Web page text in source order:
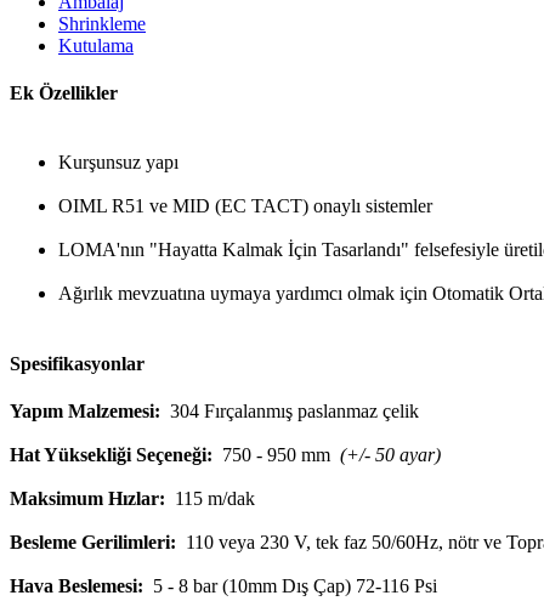
Shrinkleme
Kutulama
Ek Özellikler
Kurşunsuz yapı
OIML R51 ve MID (EC TACT) onaylı sistemler
LOMA'nın "Hayatta Kalmak İçin Tasarlandı" felsefesiyle
Ağırlık mevzuatına uymaya yardımcı olmak için Otomatik
Spesifikasyonlar
Yapım Malzemesi: 304 Fırçalanmış paslanmaz çelik
Hat Yüksekliği Seçeneği: 750 - 950 mm (+/- 50 ayar)
Maksimum Hızlar: 115 m/dak
Besleme Gerilimleri: 110 veya 230 V, tek faz 50/60Hz, nötr ve
Hava Beslemesi: 5 - 8 bar (10mm Dış Çap) 72-116 Psi